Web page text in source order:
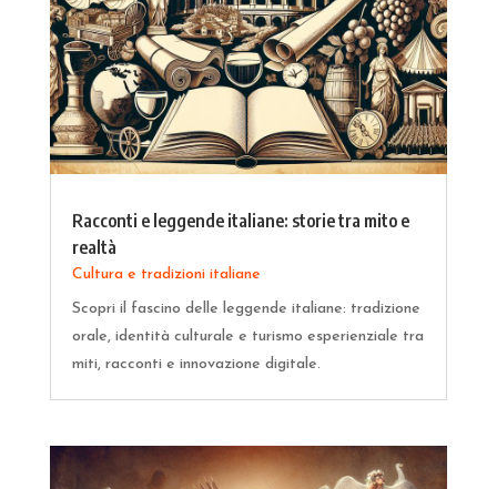
Racconti e leggende italiane: storie tra mito e
realtà
Cultura e tradizioni italiane
Scopri il fascino delle leggende italiane: tradizione
orale, identità culturale e turismo esperienziale tra
miti, racconti e innovazione digitale.